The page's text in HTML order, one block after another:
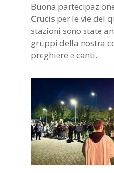
Buona
Crucis per le vie del
stazioni sono state
gruppi della nostra
preghiere e canti.